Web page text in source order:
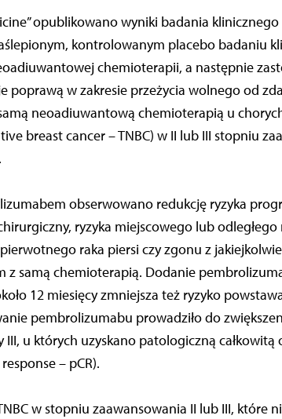
opublikowano wyniki badania klinicznego
kontrolowanym placebo badaniu
chemioterapii, a następnie
poprawą w zakresie przeżycia wolnego od
neoadiuwantową chemioterapią u
breast cancer – TNBC) w II lub III stopniu
obserwowano redukcję ryzyka
ryzyka miejscowego lub
raka piersi czy zgonu z
z samą chemioterapią. Dodanie
12 miesięcy zmniejsza też ryzyko
pembrolizumabu prowadziło do
III, u których uzyskano patologiczną
– pCR).
w stopniu zaawansowania II lub III, które